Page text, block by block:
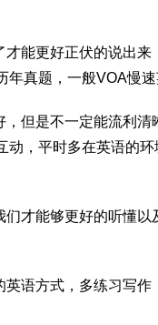
能更好正伏的说出
真题，一般VOA慢速
但是不一定能流利
，平时多在英语的
才能够更好的听懂
语方式，多练习写作